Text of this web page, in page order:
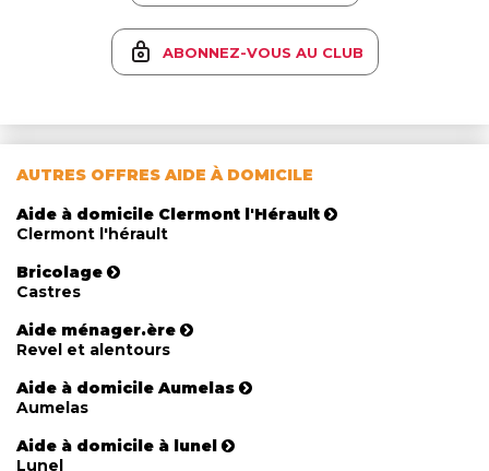
ABONNEZ-VOUS AU CLUB
AUTRES OFFRES AIDE À DOMICILE
Aide à domicile Clermont l'Hérault
Clermont l'hérault
Bricolage
Castres
Aide ménager.ère
Revel et alentours
Aide à domicile Aumelas
Aumelas
Aide à domicile à lunel
Lunel